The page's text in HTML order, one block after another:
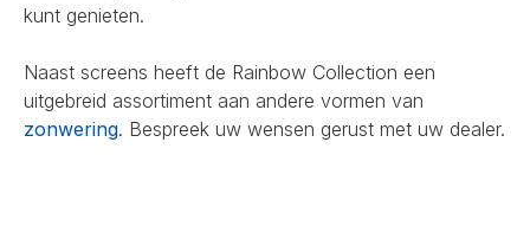
kunt genieten.
Naast screens heeft de Rainbow Collection een
uitgebreid assortiment aan andere vormen van
zonwering. Bespreek uw wensen gerust met uw dealer.